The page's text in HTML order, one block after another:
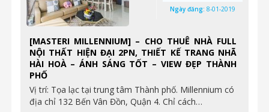
[MASTERI MILLENNIUM] – CHO THUÊ NHÀ FULL
NỘI THẤT HIỆN ĐẠI 2PN, THIẾT KẾ TRANG NHÃ
HÀI HOÀ – ÁNH SÁNG TỐT – VIEW ĐẸP THÀNH
PHỐ
Vị trí: Tọa lạc tại trung tâm Thành phố. Millennium có
địa chỉ 132 Bến Vân Đồn, Quận 4. Chỉ cách…
Ngày đăng: 8-01-2019